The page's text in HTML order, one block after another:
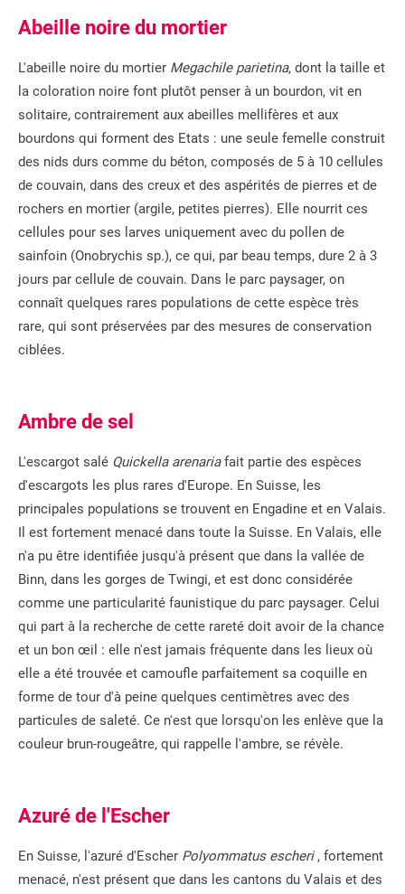
Abeille noire du mortier
L'abeille noire du mortier Megachile parietina, dont la taille et
la coloration noire font plutôt penser à un bourdon, vit en
solitaire, contrairement aux abeilles mellifères et aux
bourdons qui forment des Etats : une seule femelle construit
des nids durs comme du béton, composés de 5 à 10 cellules
de couvain, dans des creux et des aspérités de pierres et de
rochers en mortier (argile, petites pierres). Elle nourrit ces
cellules pour ses larves uniquement avec du pollen de
sainfoin (Onobrychis sp.), ce qui, par beau temps, dure 2 à 3
jours par cellule de couvain. Dans le parc paysager, on
connaît quelques rares populations de cette espèce très
rare, qui sont préservées par des mesures de conservation
ciblées.
Ambre de sel
L'escargot salé Quickella arenariafait partie des espèces
d'escargots les plus rares d'Europe. En Suisse, les
principales populations se trouvent en Engadine et en Valais.
Il est fortement menacé dans toute la Suisse. En Valais, elle
n'a pu être identifiée jusqu'à présent que dans la vallée de
Binn, dans les gorges de Twingi, et est donc considérée
comme une particularité faunistique du parc paysager. Celui
qui part à la recherche de cette rareté doit avoir de la chance
et un bon œil : elle n'est jamais fréquente dans les lieux où
elle a été trouvée et camoufle parfaitement sa coquille en
forme de tour d'à peine quelques centimètres avec des
particules de saleté. Ce n'est que lorsqu'on les enlève que la
couleur brun-rougeâtre, qui rappelle l'ambre, se révèle.
Azuré de l'Escher
En Suisse, l'azuré d'Escher Polyommatus escheri , fortement
menacé, n'est présent que dans les cantons du Valais et des